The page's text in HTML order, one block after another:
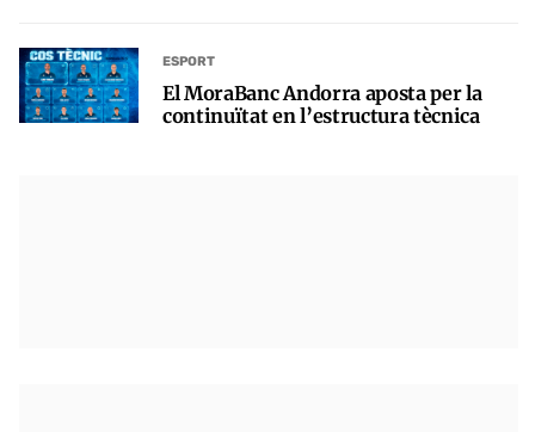
ESPORT
El MoraBanc Andorra aposta per la
continuïtat en l’estructura tècnica